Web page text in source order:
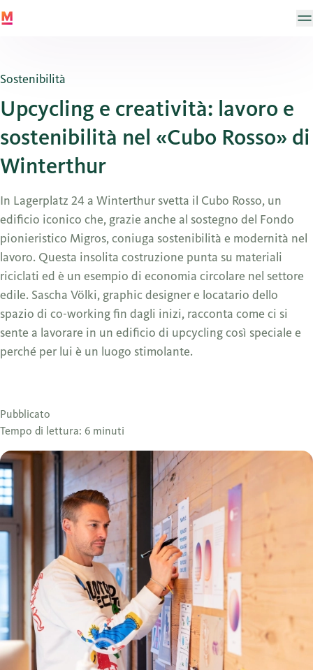
Sostenibilità
Upcycling e creatività: lavoro e
sostenibilità nel «Cubo Rosso» di
Winterthur
In Lagerplatz 24 a Winterthur svetta il Cubo Rosso, un
edificio iconico che, grazie anche al sostegno del Fondo
pionieristico Migros, coniuga sostenibilità e modernità nel
lavoro. Questa insolita costruzione punta su materiali
riciclati ed è un esempio di economia circolare nel settore
edile. Sascha Völki, graphic designer e locatario dello
spazio di co-working fin dagli inizi, racconta come ci si
sente a lavorare in un edificio di upcycling così speciale e
perché per lui è un luogo stimolante.
Pubblicato
Tempo di lettura: 6 minuti